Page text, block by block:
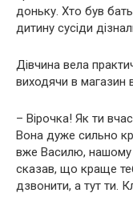
доньку. Хто був
дитину сусіди
Дівчина вела
виходячи в магазин
– Вірочка! Як ти
Вона дуже сильно
вже Василю, нашому
сказав, що краще
дзвонити, а тут ти.